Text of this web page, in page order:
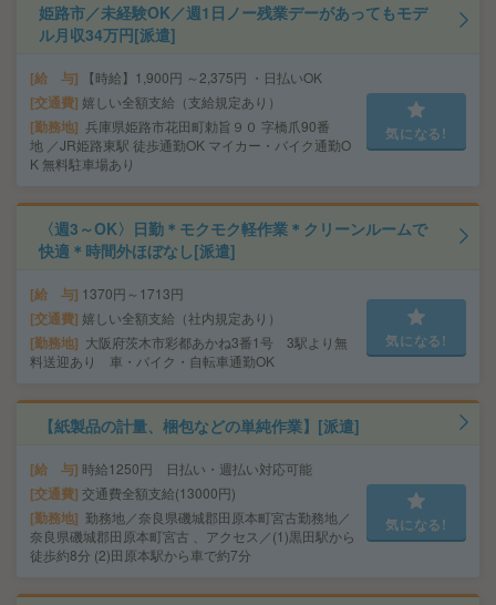
姫路市／未経験OK／週1日ノー残業デーがあってもモデ
ル月収34万円[派遣]
給 与 【時給】1,900円 ～2,375円 ・日払いOK
交通費 嬉しい全額支給（支給規定あり）
勤務地 兵庫県姫路市花田町勅旨９０ 字橋爪90番
地 ／JR姫路東駅 徒歩通勤OK マイカー・バイク通勤O
K 無料駐車場あり
気になる!
〈週3～OK〉日勤＊モクモク軽作業＊クリーンルームで
快適＊時間外ほぼなし[派遣]
給 与 1370円～1713円
交通費 嬉しい全額支給（社内規定あり）
勤務地
大阪府茨木市彩都あかね3番1号 3駅より無
料送迎あり 車・バイク・自転車通勤OK
気になる!
【紙製品の計量、梱包などの単純作業】[派遣]
給 与 時給1250円 日払い・週払い対応可能
交通費 交通費全額支給(13000円)
勤務地 勤務地／奈良県磯城郡田原本町宮古勤務地／
奈良県磯城郡田原本町宮古 、アクセス／(1)黒田駅から
徒歩約8分 (2)田原本駅から車で約7分
気になる!